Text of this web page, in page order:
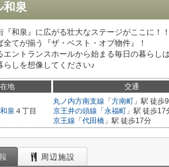
和泉
『和泉』に広がる壮大なステージがここに！！
全てが揃う『ザ・ベスト・オブ物件』！
エントランスホールから始まる毎日の暮ら
らしを想像してください♪
地 交通
和泉 ４丁目
丸ノ内方南支線 「 方南町 」駅 徒歩
京王井の頭線 「 永福町 」駅 徒歩17
京王線 「 代田橋 」駅 徒歩17分
周辺施設